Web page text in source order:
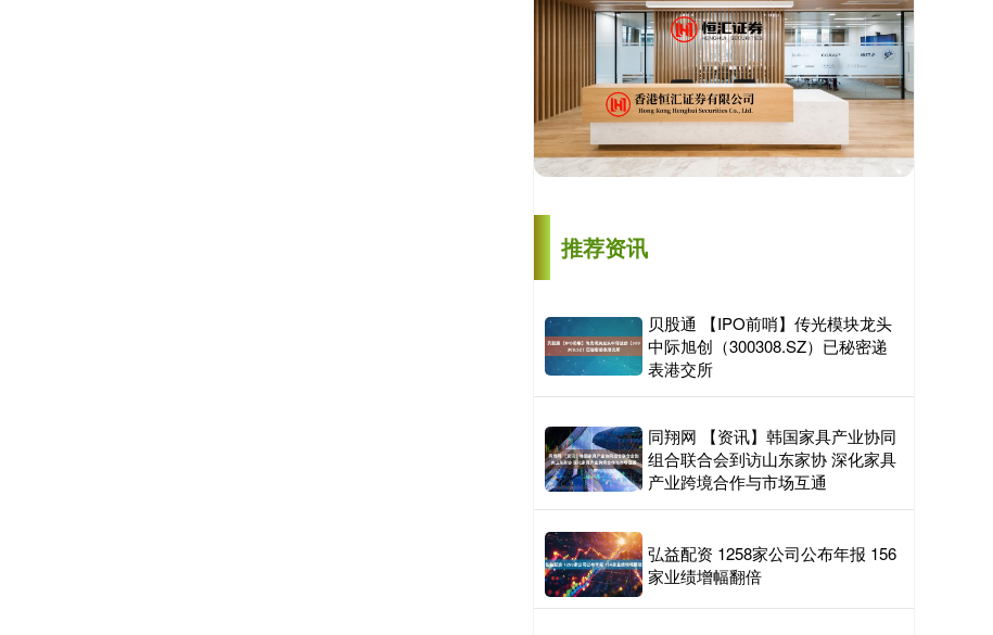
推荐资讯
贝股通 【IPO前哨】传光模块龙头
中际旭创（300308.SZ）已秘密递
表港交所
同翔网 【资讯】韩国家具产业协同
组合联合会到访山东家协 深化家具
产业跨境合作与市场互通
弘益配资 1258家公司公布年报 156
家业绩增幅翻倍